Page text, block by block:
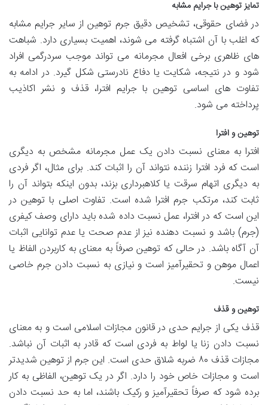
تمایز توهین با جرایم مشابه
در فضای حقوقی، تشخیص دقیق جرم توهین از سایر جرایم مشابه
که اغلب با آن اشتباه گرفته می شوند، اهمیت بسیاری دارد. شباهت
های ظاهری برخی افعال مجرمانه می تواند موجب سردرگمی افراد
شود و در نتیجه، شکایت یا دفاع نادرستی شکل گیرد. در ادامه به
تفاوت های اساسی توهین با جرایم افترا، قذف و نشر اکاذیب
پرداخته می شود.
توهین و افترا
افترا به معنای نسبت دادن یک عمل مجرمانه مشخص به دیگری
است که فرد افترا زننده نتواند آن را اثبات کند. برای مثال، اگر فردی
به دیگری اتهام سرقت یا کلاهبرداری بزند، بدون اینکه بتواند آن را
ثابت کند، مرتکب جرم افترا شده است. تفاوت اصلی با توهین در
این است که در افترا، عمل نسبت داده شده باید دارای وصف کیفری
(جرم) باشد و نسبت دهنده نیز از عدم صحت یا عدم توانایی اثبات
آن آگاه باشد. در حالی که توهین صرفاً به معنای به کاربردن الفاظ یا
اعمال موهن و تحقیرآمیز است و نیازی به نسبت دادن جرم خاصی
نیست.
توهین و قذف
قذف یکی از جرایم حدی در قانون مجازات اسلامی است و به معنای
نسبت دادن زنا یا لواط به فردی است که قادر به اثبات آن نباشد.
مجازات قذف ۸۰ ضربه شلاق حدی است. این جرم از توهین شدیدتر
است و مجازات خاص خود را دارد. اگر در یک توهین، الفاظی به کار
برده شود که صرفاً تحقیرآمیز و رکیک باشند، اما به حد نسبت دادن